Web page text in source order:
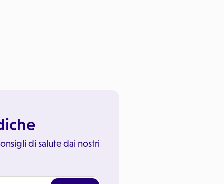
di salute dai nostri